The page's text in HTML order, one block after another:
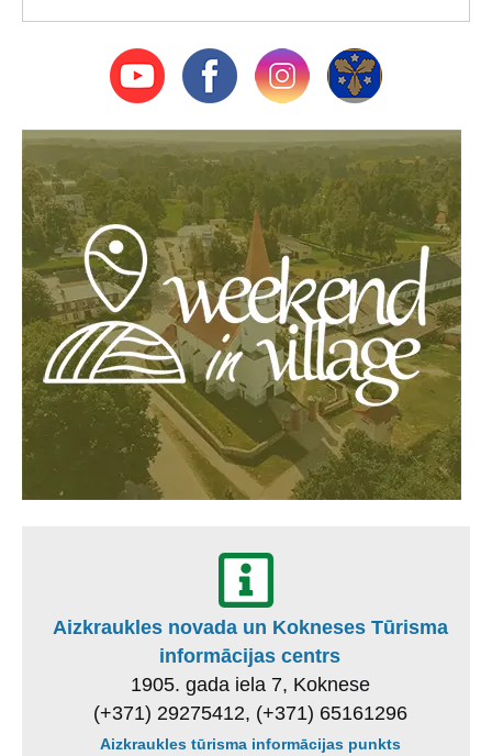
Aizkraukles novada un Kokneses Tūrisma
informācijas centrs
1905. gada iela 7, Koknese
(+371) 29275412, (+371) 65161296
Aizkraukles tūrisma informācijas punkts